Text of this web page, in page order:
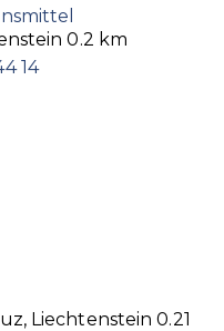
0.2 km
14
Liechtenstein 0.21